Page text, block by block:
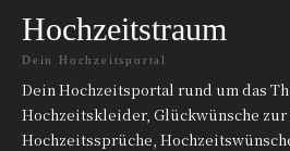
Hochzeitstraum
Dein Hochzeitsportal
Dein Hochzeitsportal rund um das
Hochzeitskleider, Glückwünsche zur
Hochzeitssprüche,